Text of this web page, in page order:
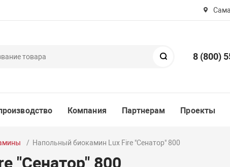
8 (800)
Компания Партнерам Проекты
Напольный биокамин Lux Fire "Сенатор" 800
"Сенатор" 800